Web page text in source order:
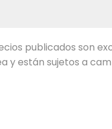
publicados son
y están sujetos a